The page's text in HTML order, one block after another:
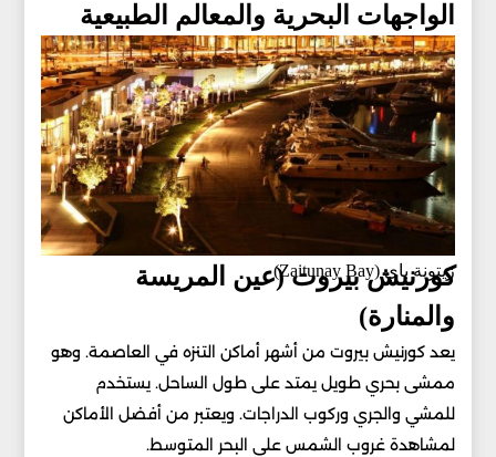
الواجهات البحرية والمعالم الطبيعية
زيتونة باي (Zaitunay Bay)
كورنيش بيروت (عين المريسة
والمنارة)
يعد كورنيش بيروت من أشهر أماكن التنزه في العاصمة. وهو
ممشى بحري طويل يمتد على طول الساحل. يستخدم
للمشي والجري وركوب الدراجات. ويعتبر من أفضل الأماكن
لمشاهدة غروب الشمس على البحر المتوسط.